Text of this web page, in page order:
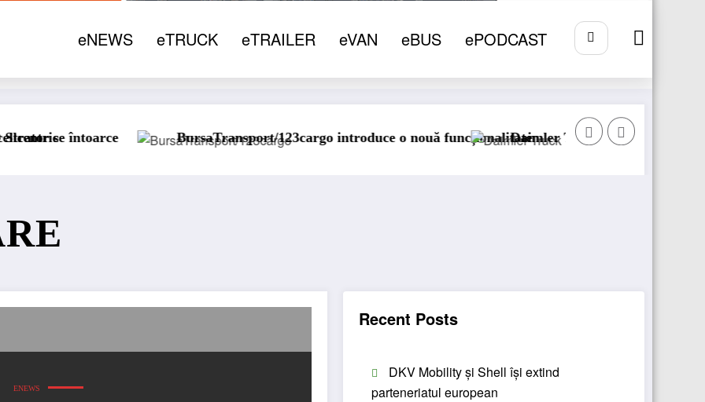
eNEWS eTRUCK eTRAILER eVAN eBUS ePODCAST
STATIONARE
BursaTransport/123cargo introduce o nouă funcționalitateDaimler Truck recheamă în service peste 131.000
ENEWS
Recent Posts
DKV Mobility și Shell își extind
parteneriatul european